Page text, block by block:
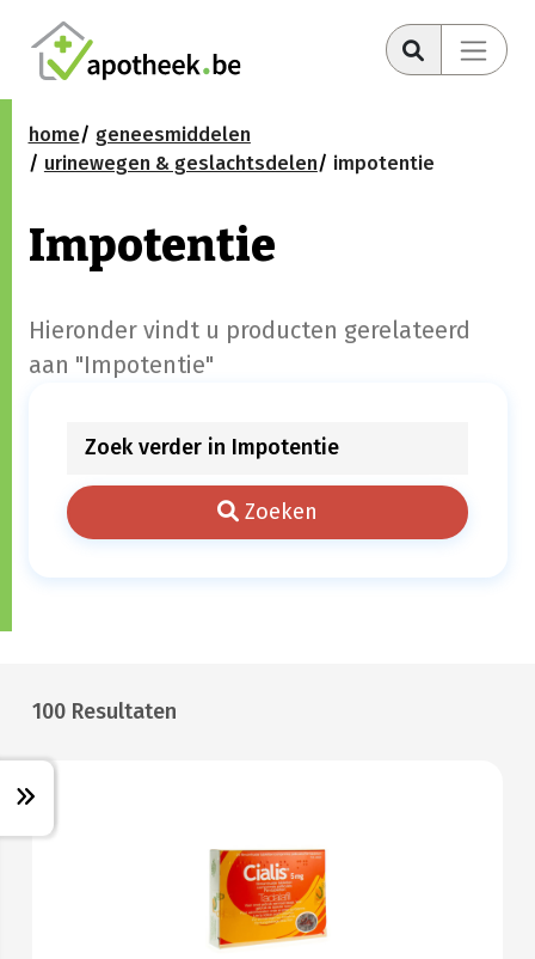
home
geneesmiddelen
urinewegen & geslachtsdelen
impotentie
Impotentie
Hieronder vindt u producten gerelateerd
aan "Impotentie"
Zoeken
100 Resultaten